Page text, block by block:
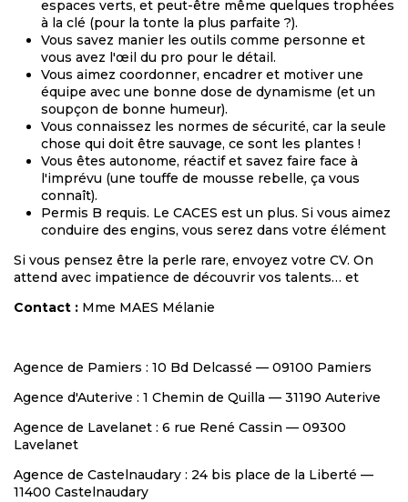
espaces verts, et peut-être même quelques trophées
à la clé (pour la tonte la plus parfaite ?).
Vous savez manier les outils comme personne et
vous avez l'œil du pro pour le détail.
Vous aimez coordonner, encadrer et motiver une
équipe avec une bonne dose de dynamisme (et un
soupçon de bonne humeur).
Vous connaissez les normes de sécurité, car la seule
chose qui doit être sauvage, ce sont les plantes !
Vous êtes autonome, réactif et savez faire face à
l'imprévu (une touffe de mousse rebelle, ça vous
connaît).
Permis B requis. Le CACES est un plus. Si vous aimez
conduire des engins, vous serez dans votre élément
Si vous pensez être la perle rare, envoyez votre CV. On
attend avec impatience de découvrir vos talents… et
Contact : Mme MAES Mélanie
Agence de Pamiers : 10 Bd Delcassé — 09100 Pamiers
Agence d'Auterive : 1 Chemin de Quilla — 31190 Auterive
Agence de Lavelanet : 6 rue René Cassin — 09300
Lavelanet
Agence de Castelnaudary : 24 bis place de la Liberté —
11400 Castelnaudary